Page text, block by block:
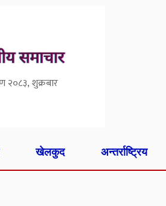
२०८३, शुक्रबार
खेलकुद अन्तर्राष्ट्रिय